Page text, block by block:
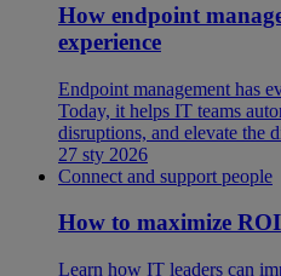
How endpoint
experience
Endpoint management has
Today, it helps IT teams
disruptions, and elevate the
27 sty 2026
Connect and support people
How to maximize
Learn how IT leaders can